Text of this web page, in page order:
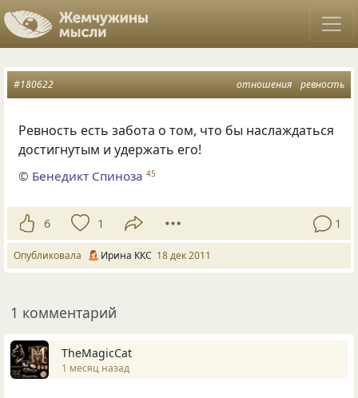
отношения ревность
#180622
Ревность есть забота о том, что бы наслаждаться
достигнутым и удержать его!
© Бенедикт Спиноза 45
6 1 1
Опубликовала Ирина ККС 18 дек 2011
1 комментарий
TheMagicCat
1 месяц назад